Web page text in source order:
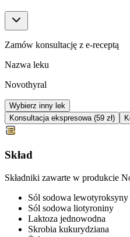
Zamów konsultację z e-receptą
Nazwa leku
Novothyral
Wybierz inny lek
Konsultacja ekspresowa (59 zł)
Skład
Składniki zawarte w produkcie
Sól sodowa lewotyroksyny
Sól sodowa liotyroniny
Laktoza jednowodna
Skrobia kukurydziana